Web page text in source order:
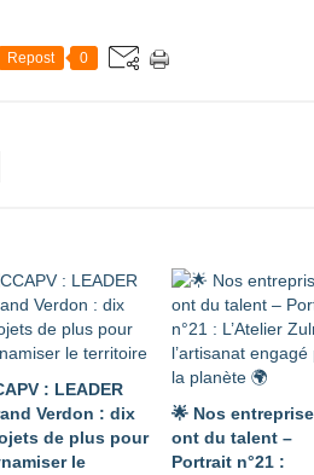
Repost 0
: LEADER
Verdon : dix
de plus pour
le
🌟 Nos
ont du talent –
Portrait n°21 :